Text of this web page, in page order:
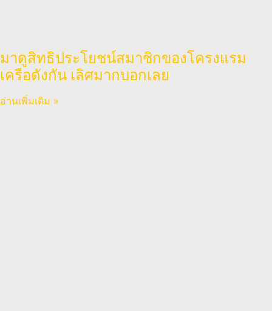
มาดูสิทธิประโยชน์สมาชิกของโครงแรม
เครือดังกัน เลิศมากบอกเลย
อ่านเพิ่มเติม »